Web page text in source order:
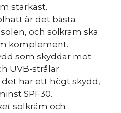
starkast.
är det bästa
och solkräm ska
komplement.
som skyddar mot
UVB-strålar.
det har ett högt skydd,
SPF30.
solkräm och